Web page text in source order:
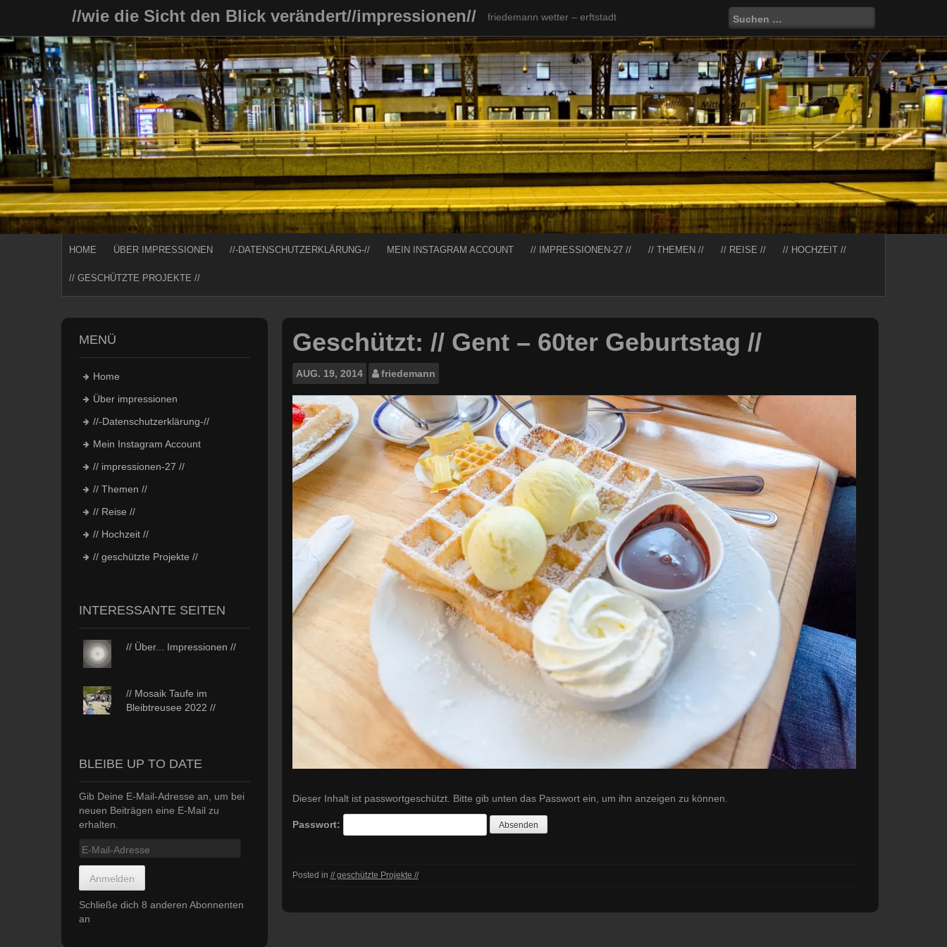
content
//wie die Sicht den Blick verändert//impressionen// friedemann wetter – erftstadt
Suchen
nach:
HOME ÜBER IMPRESSIONEN //-DATENSCHUTZERKLÄRUNG-// MEIN INSTAGRAM ACCOUNT // IMPRESSIONEN-27 // // THEMEN // // REISE // // HOCHZEIT //
// GESCHÜTZTE PROJEKTE //
Geschützt: // Gent – 60ter Geburtstag //
AUG. 19, 2014 friedemann
Dieser Inhalt ist passwortgeschützt. Bitte gib unten das Passwort ein, um ihn anzeigen zu können.
Passwort:
Posted in // geschützte Projekte //
MENÜ
Home
Über impressionen
//-Datenschutzerklärung-//
Mein Instagram Account
// impressionen-27 //
// Themen //
// Reise //
// Hochzeit //
// geschützte Projekte //
INTERESSANTE SEITEN
// Über... Impressionen //
// Mosaik Taufe im
Bleibtreusee 2022 //
BLEIBE UP TO DATE
Gib Deine E-Mail-Adresse an, um bei
neuen Beiträgen eine E-Mail zu
erhalten.
E-
Adresse
Anmelden
Schließe dich 8 anderen Abonnenten
an